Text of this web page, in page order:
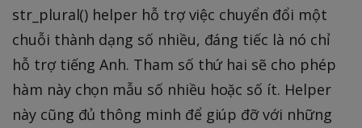
str_plural() helper hỗ trợ việc chuyển đổi một
chuỗi thành dạng số nhiều, đáng tiếc là nó chỉ
hỗ trợ tiếng Anh. Tham số thứ hai sẽ cho phép
hàm này chọn mẫu số nhiều hoặc số ít. Helper
này cũng đủ thông minh để giúp đỡ với những